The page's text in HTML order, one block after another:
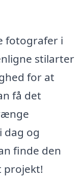
fotografer i
stilarter
for at
få det
dag og
finde den
projekt!